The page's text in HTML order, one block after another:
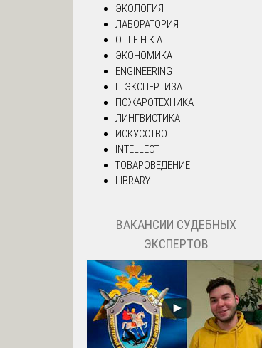
ЭКОЛОГИЯ
ЛАБОРАТОРИЯ
О Ц Е Н К А
ЭКОНОМИКА
ENGINEERING
IT ЭКСПЕРТИЗА
ПОЖАРОТЕХНИКА
ЛИНГВИСТИКА
ИСКУССТВО
INTELLECT
ТОВАРОВЕДЕНИЕ
LIBRARY
ВАКАНСИИ СУДЕБНЫХ
ЭКСПЕРТОВ